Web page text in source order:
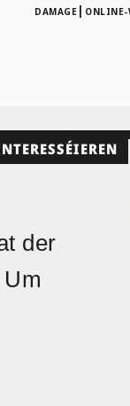
DAMAGE | ONLINE-
der